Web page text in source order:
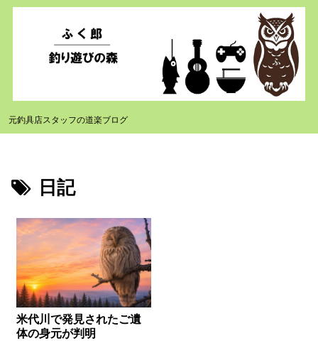
元釣具店スタッフの道楽ブログ
日記
米代川で発見されたご遺
体の身元が判明